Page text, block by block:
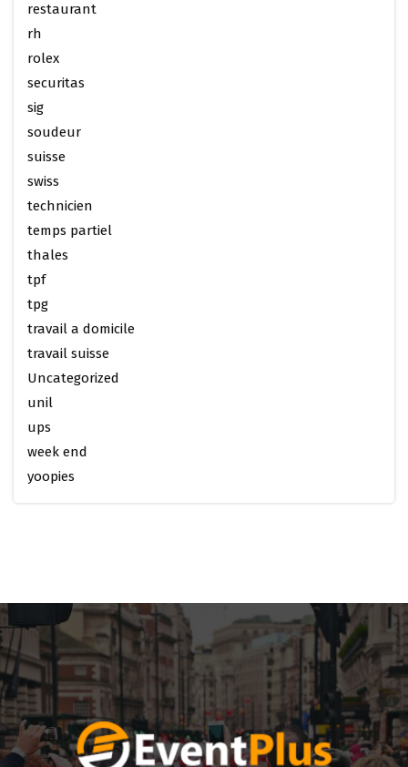
restaurant
rh
rolex
securitas
sig
soudeur
suisse
swiss
technicien
temps partiel
thales
tpf
tpg
travail a domicile
travail suisse
Uncategorized
unil
ups
week end
yoopies